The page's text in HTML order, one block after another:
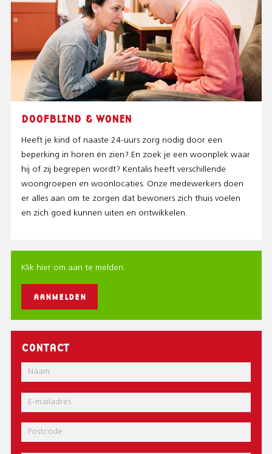
DOOFBLIND & WONEN
Heeft je kind of naaste 24-uurs zorg nodig door een
beperking in horen én zien? En zoek je een woonplek waar
hij of zij begrepen wordt? Kentalis heeft verschillende
woongroepen en woonlocaties. Onze medewerkers doen
er alles aan om te zorgen dat bewoners zich thuis voelen
en zich goed kunnen uiten en ontwikkelen.
Klik hier om aan te melden.
AANMELDEN
CONTACT
Naam
E-
mail
Postcode